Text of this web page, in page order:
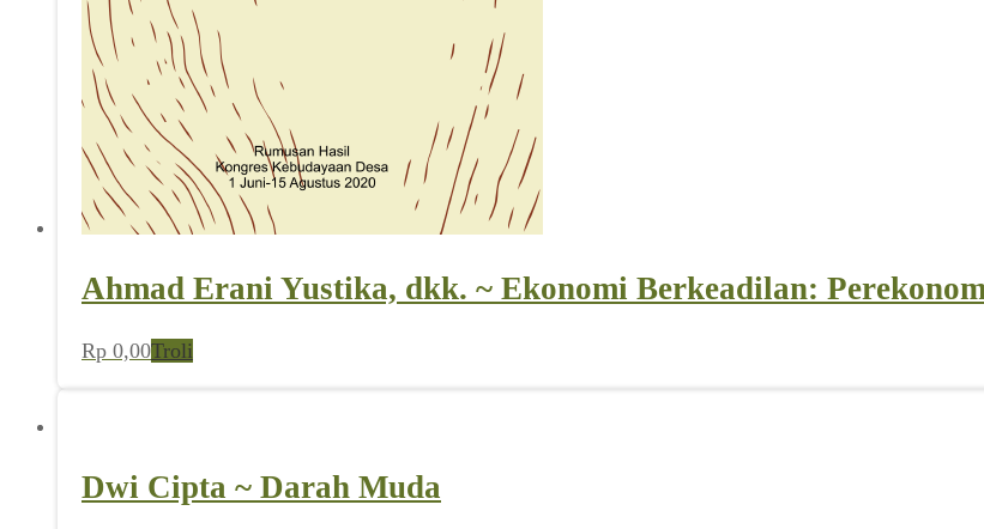
Ahmad Erani Yustika, dkk. ~ Ekonomi Berkeadilan:
Rp 0,00Troli
Dwi Cipta ~ Darah Muda